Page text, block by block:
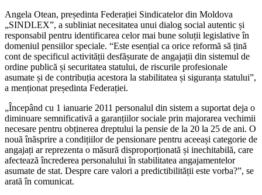
Angela Otean, președinta Federației Sindicatelor din Moldova
„SINDLEX”, a subliniat necesitatea unui dialog social autentic și
responsabil pentru identificarea celor mai bune soluții legislative în
domeniul pensiilor speciale. “Este esențial ca orice reformă să țină
cont de specificul activității desfășurate de angajații din sistemul de
ordine publică și securitatea statului, de riscurile profesionale
asumate și de contribuția acestora la stabilitatea și siguranța statului”,
a menționat președinta Federației.
​​​​​​​​​​„Începând cu 1 ianuarie 2011 personalul din sistem a suportat deja o
diminuare semnificativă a garanțiilor sociale prin majorarea vechimii
necesare pentru obținerea dreptului la pensie de la 20 la 25 de ani. O
nouă înăsprire a condițiilor de pensionare pentru aceeași categorie de
angajați ar reprezenta o măsură disproporționată și inechitabilă, care
afectează încrederea personalului în stabilitatea angajamentelor
asumate de stat. Despre care valori a predictibilității este vorba?​​​​​​​​​​​​”, se
arată în comunicat.